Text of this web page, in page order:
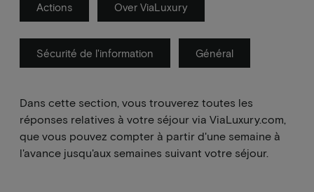
Actions Over ViaLuxury
Sécurité de l'information Général
Dans cette section, vous trouverez toutes les
réponses relatives à votre séjour via ViaLuxury.com,
que vous pouvez compter à partir d'une semaine à
l'avance jusqu'aux semaines suivant votre séjour.